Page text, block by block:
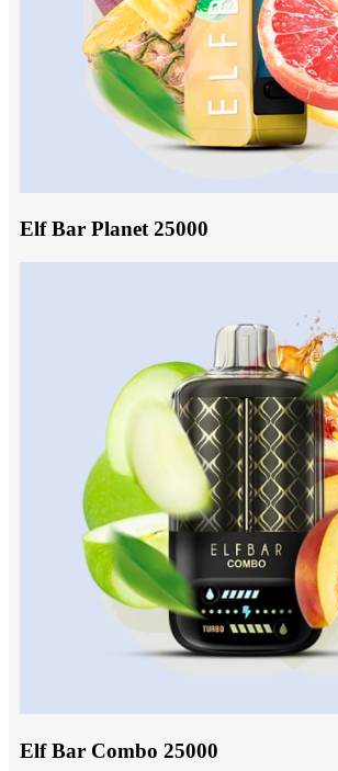
Elf Bar Planet 25000
Elf Bar Combo 25000